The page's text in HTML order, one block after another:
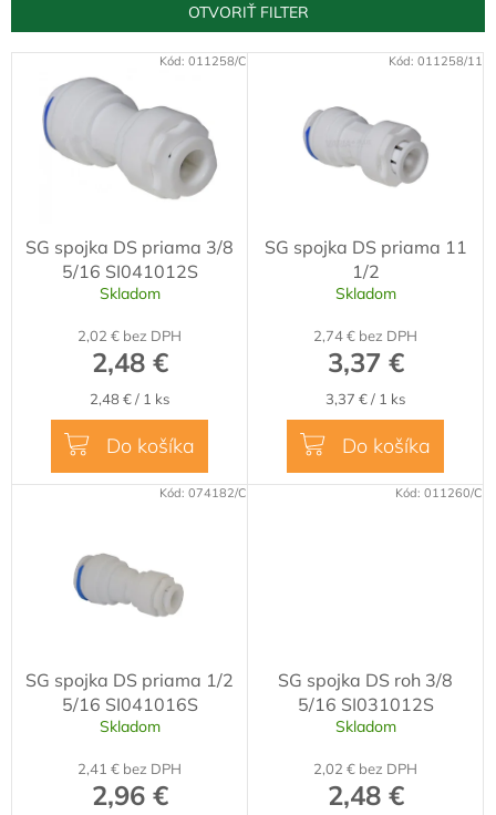
p
r
OTVORIŤ FILTER
SG spojka DS priama 3/8
5/16 SI041012S
Skladom
2,02 € bez DPH
2,48 €
Jednotková
cena:
2,48 € / 1 ks
Do košíka
Kód: 011258/C
SG spojka DS priama 11
1/2
Skladom
2,74 € bez DPH
3,37 €
Jednotková
cena:
3,37 € / 1 ks
Do košíka
Kód: 011258/11
SG spojka DS priama 1/2
5/16 SI041016S
Skladom
2,41 € bez DPH
2,96 €
Kód: 074182/C
SG spojka DS roh 3/8
5/16 SI031012S
Skladom
2,02 € bez DPH
2,48 €
Kód: 011260/C